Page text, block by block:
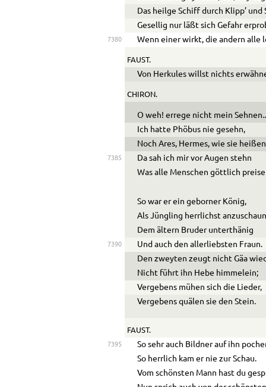
Das heilge Schiff durch Klipp’
Gesellig nur läßt sich Gefahr
7380 Wenn einer wirkt, die andern alle
FAUST.
Von Herkules willst nichts
CHIRON.
O weh! errege nicht mein Sehnen
Ich hatte Phöbus nie gesehn,
Noch Ares, Hermes, wie sie
7385
Da sah ich mir vor Augen stehn
Was alle Menschen göttlich
So war er ein geborner König,
Als Jüngling herrlichst
Dem ältern Bruder unterthänig
7390
Und auch den allerliebsten Fraun.
Den zweyten zeugt nicht Gäa
Nicht führt ihn Hebe himmelein;
Vergebens mühen sich die Lieder,
Vergebens quälen sie den Stein.
FAUST.
7395
So sehr auch Bildner auf ihn
So herrlich kam er nie zur Schau.
Vom schönsten Mann hast du